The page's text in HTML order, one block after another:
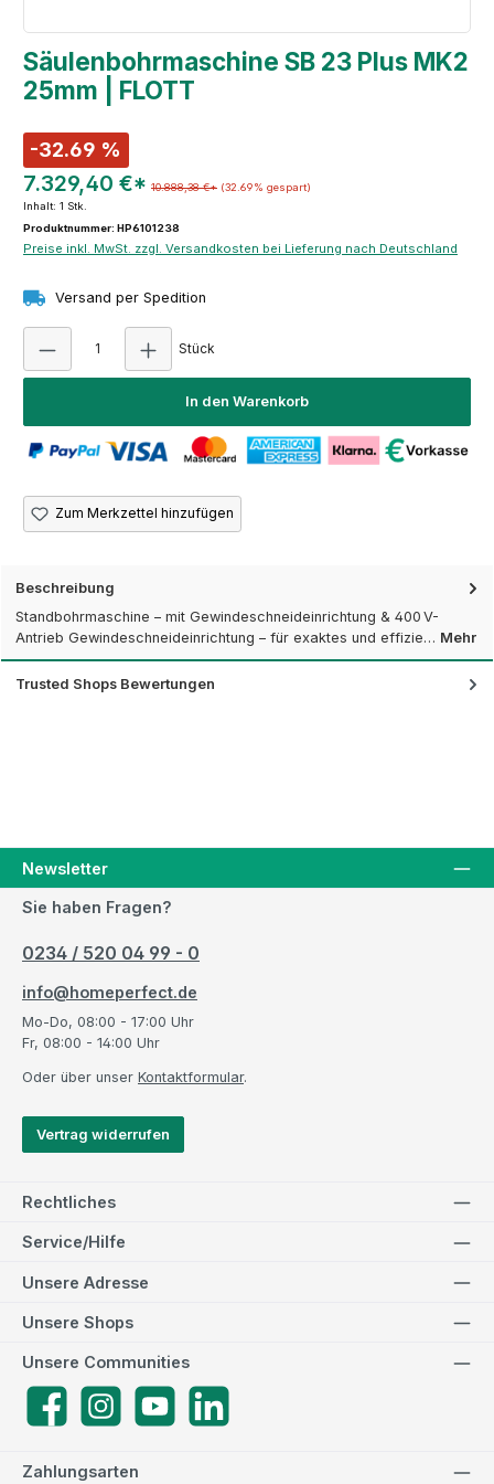
Säulenbohrmaschine SB 23 Plus MK2
25mm | FLOTT
-32.69 %
7.329,40 €* 10.888,38 €* (32.69% gespart)
Inhalt: 1 Stk.
Produktnummer: HP6101238
Preise inkl. MwSt. zzgl. Versandkosten bei Lieferung nach Deutschland
Versand per Spedition
Stück
In den Warenkorb
Zum Merkzettel hinzufügen
Beschreibung
Standbohrmaschine – mit Gewindeschneideinrichtung & 400 V-
Antrieb Gewindeschneideinrichtung – für exaktes und effizie… Mehr
Trusted Shops Bewertungen
Newsletter
Sie haben Fragen?
0234 / 520 04 99 - 0
info@homeperfect.de
Mo-Do, 08:00 - 17:00 Uhr
Fr, 08:00 - 14:00 Uhr
Oder über unser Kontaktformular.
Vertrag widerrufen
Rechtliches
Service/Hilfe
Zahlungsarten
Unsere Adresse
Unsere Communities
FacebookInstagramYouTube
Unsere Shops